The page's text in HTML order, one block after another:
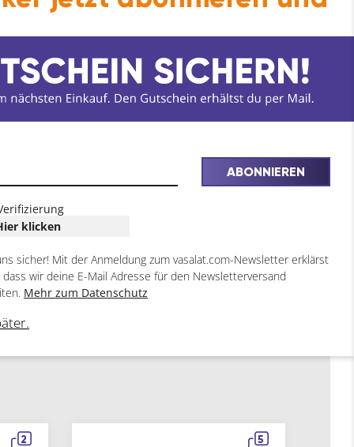
2 5
ABONNIEREN
klicken
sicher! Mit der Anmeldung zum vasalat.com-Newsletter erklärst
wir deine E-Mail Adresse für den Newsletterversand
Mehr zum Datenschutz